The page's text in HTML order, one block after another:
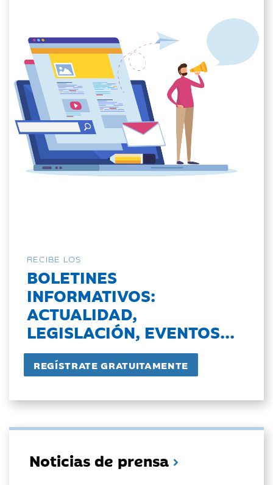
RECIBE LOS
BOLETINES
INFORMATIVOS:
ACTUALIDAD,
LEGISLACIÓN, EVENTOS...
Noticias de prensa